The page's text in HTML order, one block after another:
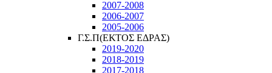
2007-2008
2006-2007
2005-2006
Γ.Σ.Π(ΕΚΤΟΣ ΕΔΡΑΣ)
2019-2020
2018-2019
2017-2018